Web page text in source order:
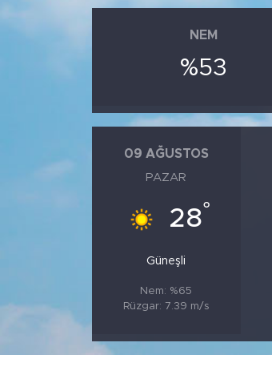
NEM
%53
09 AĞUSTOS
PAZAR
28°
Güneşli
Nem: %65
Rüzgar: 7.39 m/s